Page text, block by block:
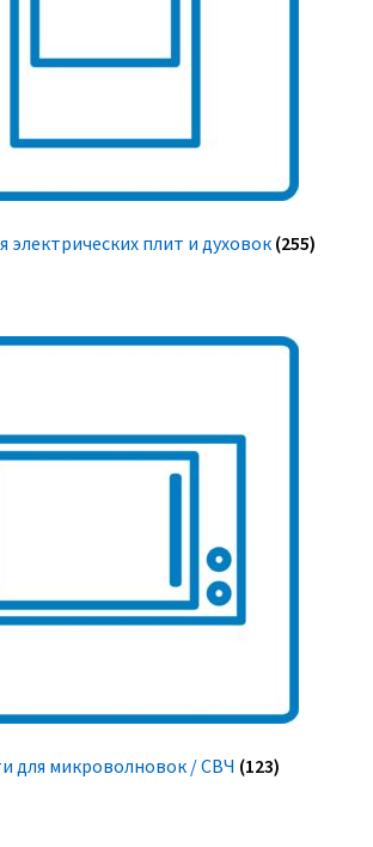
электрических плит и духовок (255)
для микроволновок / СВЧ (123)